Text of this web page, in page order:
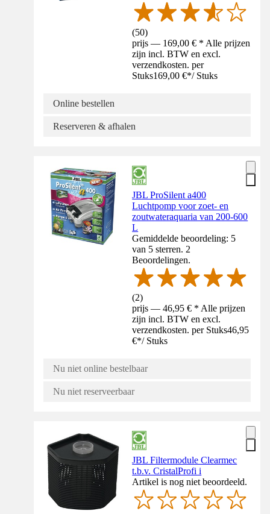
(50)
prijs — 169,00 € * Alle prijzen
zijn incl. BTW en excl.
verzendkosten. per
Stuks169,00 €*/ Stuks
Online bestellen
Reserveren & afhalen
JBL ProSilent a400
Luchtpomp voor zoet- en
zoutwateraquaria van 200-600
L
Gemiddelde beoordeling: 5
van 5 sterren. 2
Beoordelingen.
(2)
prijs — 46,95 € * Alle prijzen
zijn incl. BTW en excl.
verzendkosten. per Stuks46,95
€*/ Stuks
Nu niet online bestelbaar
Nu niet reserveerbaar
JBL Filtermodule Clearmec
t.b.v. CristalProfi i
Artikel is nog niet beoordeeld.